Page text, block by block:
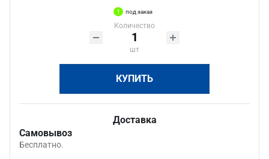
под заказ
Количество
шт
КУПИТЬ
Доставка
Самовывоз
Бесплатно.